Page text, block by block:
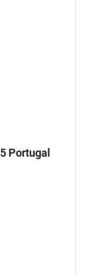
Portugal